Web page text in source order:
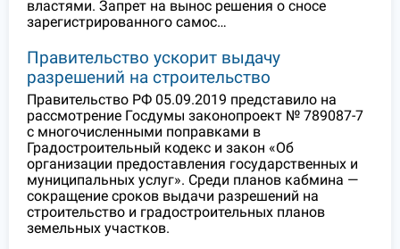
властями. Запрет на вынос решения о сносе
зарегистрированного самос…
Правительство ускорит выдачу
разрешений на строительство
Правительство РФ 05.09.2019 представило на
рассмотрение Госдумы законопроект № 789087-7
с многочисленными поправками в
Градостроительный кодекс и закон «Об
организации предоставления государственных и
муниципальных услуг». Среди планов кабмина —
сокращение сроков выдачи разрешений на
строительство и градостроительных планов
земельных участков.